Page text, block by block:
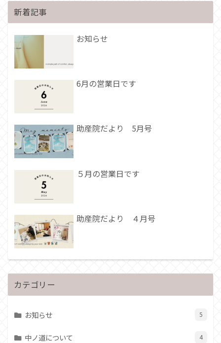
新着記事
お知らせ
6月の営業日です
助産院だより 5月号
５月の営業日です
助産院だより ４月号
カテゴリー
お知らせ 5
中ノ道について 4